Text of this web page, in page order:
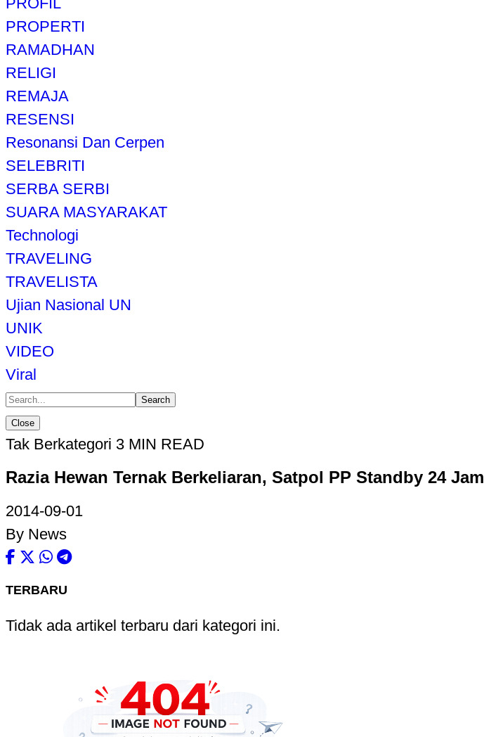
PROPERTI
RAMADHAN
RELIGI
REMAJA
RESENSI
Resonansi Dan Cerpen
SELEBRITI
SERBA SERBI
SUARA MASYARAKAT
Technologi
TRAVELING
TRAVELISTA
Ujian Nasional UN
UNIK
VIDEO
Viral
Search
Close
Tak Berkategori 3 MIN READ
Razia Hewan Ternak Berkeliaran, Satpol PP Standby 24 Jam
2014-09-01
By News
TERBARU
Tidak ada artikel terbaru dari kategori ini.